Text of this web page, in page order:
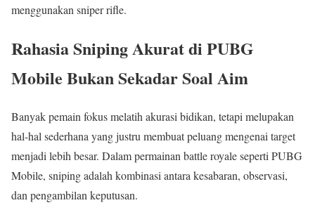
menggunakan sniper rifle.
Rahasia Sniping Akurat di PUBG
Mobile Bukan Sekadar Soal Aim
Banyak pemain fokus melatih akurasi bidikan, tetapi melupakan
hal-hal sederhana yang justru membuat peluang mengenai target
menjadi lebih besar. Dalam permainan battle royale seperti PUBG
Mobile, sniping adalah kombinasi antara kesabaran, observasi,
dan pengambilan keputusan.